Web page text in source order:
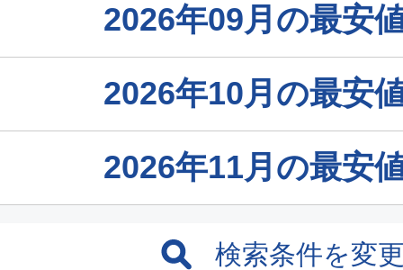
2026年09月の最安
2026年10月の最安
2026年11月の最安
検索条件を変